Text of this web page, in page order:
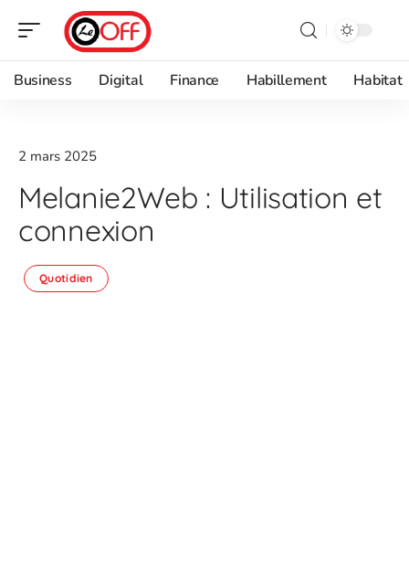
Business Digital Finance Habillement Habitat
2 mars 2025
Melanie2Web : Utilisation et
connexion
Quotidien